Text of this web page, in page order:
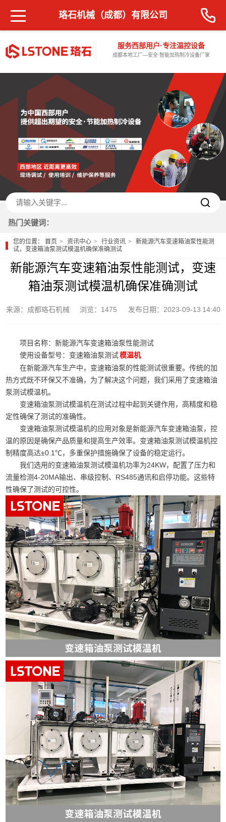
服务西部用户·专注温控设备
成都本地工厂—安全·智能加热制冷设备厂家
珞石机械（成都）有限公司
热门关键词：
您的位置：首页 资讯中心 行业资讯
新能源汽车变速箱油泵性能测
试，变速箱油泵测试模温机确保准确测试
新能源汽车变速箱油泵性能测试，变速
箱油泵测试模温机确保准确测试
来源：成都珞石机械 浏览：1475 发布日期：2023-09-13 14:40
项目名称：新能源汽车变速箱油泵性能测试
使用设备型号：变速箱油泵测试模温机
在新能源汽车生产中，变速箱油泵的性能测试很重要。传统的加
热方式既不环保又不准确，为了解决这个问题，我们采用了变速箱油
泵测试模温机。
变速箱油泵测试模温机在测试过程中起到关键作用，高精度和稳
定性确保了测试的准确性。
变速箱油泵测试模温机的应用对象是新能源汽车变速箱油泵，控
温的原因是确保产品质量和提高生产效率。变速箱油泵测试模温机控
制精度高达±0.1℃，多重保护措施确保了设备的稳定运行。
我们选用的变速箱油泵测试模温机功率为24KW，配置了压力和
流量检测4-20MA输出、串级控制、RS485通讯和启停功能。这些特
性确保了测试的可控性。